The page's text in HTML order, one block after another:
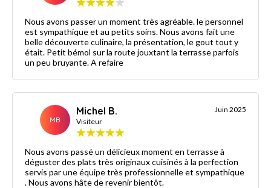
Nous avons passer un moment très agréable. le personnel
est sympathique et au petits soins. Nous avons fait une
belle découverte culinaire, la présentation, le gout tout y
était. Petit bémol sur la route jouxtant la terrasse parfois
un peu bruyante. A refaire
MB
Michel B.
Visiteur
Juin 2025
Nous avons passé un délicieux moment en terrasse à
déguster des plats très originaux cuisinés à la perfection
servis par une équipe très professionnelle et sympathique
. Nous avons hâte de revenir bientôt.